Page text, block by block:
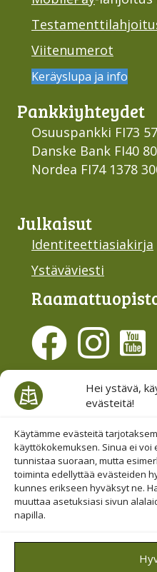
Hei ystävä,
evästeitä!
Käytämme evästeitä
käyttökokemuksen. Sinua ei
tunnistaa suoraan, mutta
toiminta edellyttää evästeiden
kunnes erikseen hyväksyt ne.
muuttaa asetuksiasi sivun
napilla.
Viitenumerot
Keräyslupa ja info
Pankki­yhteydet
Osuuspankki FI73
Danske Bank FI40
Nordea FI74 1378
Julkaisut
Identiteettiasiakirja
Ystäväviesti
Hallinnoi evästeitä
Etsi sivuiltamme
© 2019-2026 Suomen